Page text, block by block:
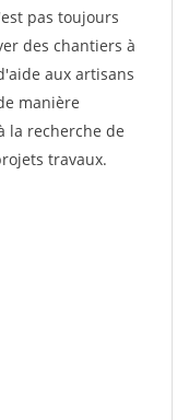
pas toujours
des chantiers à
aux artisans
manière
la recherche de
travaux.